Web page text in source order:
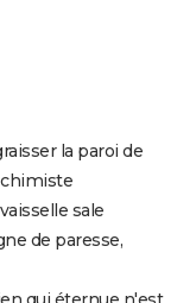
la paroi de
chimiste
sale
de paresse,